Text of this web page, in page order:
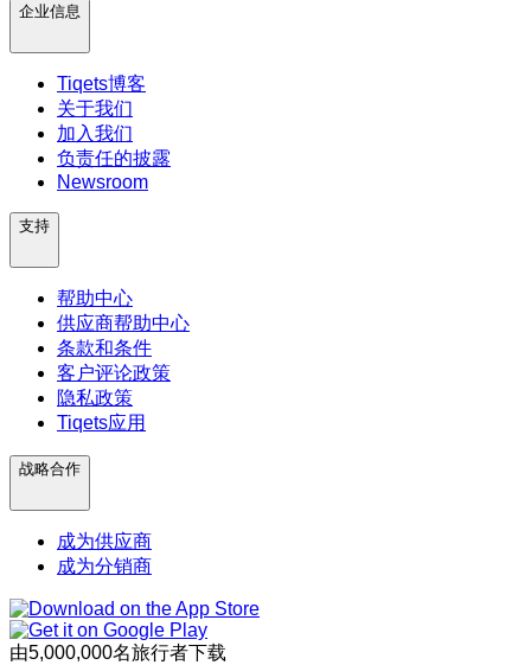
企业信息
Tiqets博客
关于我们
加入我们
负责任的披露
Newsroom
支持
帮助中心
供应商帮助中心
条款和条件
客户评论政策
隐私政策
Tiqets应用
战略合作
成为供应商
成为分销商
由5,000,000名旅行者下载